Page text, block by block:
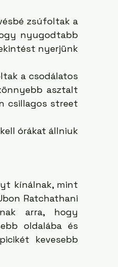
zsúfoltak a
nyugodtabb
nyerjünk
a csodálatos
asztalt
csillagos street
órákat állniuk
kínálnak, mint
Ratchathani
arra, hogy
oldalába és
kevesebb